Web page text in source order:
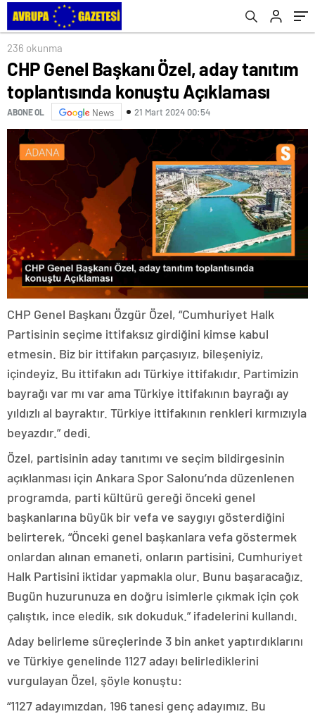
236 okunma
CHP Genel Başkanı Özel, aday tanıtım
toplantısında konuştu Açıklaması
ABONE OL News 21 Mart 2024 00:54
CHP Genel Başkanı Özgür Özel, “Cumhuriyet Halk
Partisinin seçime ittifaksız girdiğini kimse kabul
etmesin. Biz bir ittifakın parçasıyız, bileşeniyiz,
içindeyiz. Bu ittifakın adı Türkiye ittifakıdır. Partimizin
bayrağı var mı var ama Türkiye ittifakının bayrağı ay
yıldızlı al bayraktır. Türkiye ittifakının renkleri kırmızıyla
beyazdır.” dedi.
Özel, partisinin aday tanıtımı ve seçim bildirgesinin
açıklanması için Ankara Spor Salonu’nda düzenlenen
programda, parti kültürü gereği önceki genel
başkanlarına büyük bir vefa ve saygıyı gösterdiğini
belirterek, “Önceki genel başkanlara vefa göstermek
onlardan alınan emaneti, onların partisini, Cumhuriyet
Halk Partisini iktidar yapmakla olur. Bunu başaracağız.
Bugün huzurunuza en doğru isimlerle çıkmak için çok
çalıştık, ince eledik, sık dokuduk.” ifadelerini kullandı.
Aday belirleme süreçlerinde 3 bin anket yaptırdıklarını
ve Türkiye genelinde 1127 adayı belirlediklerini
vurgulayan Özel, şöyle konuştu:
“1127 adayımızdan, 196 tanesi genç adayımız. Bu